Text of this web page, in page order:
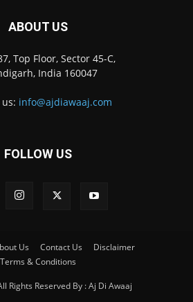
ABOUT US
Top Floor, Sector 45-C,
India 160047
info@ajdiawaaj.com
FOLLOW US
Us Contact Us
Disclaimer
Terms & Conditions
Rights Reserved By : Aj Di Awaaj